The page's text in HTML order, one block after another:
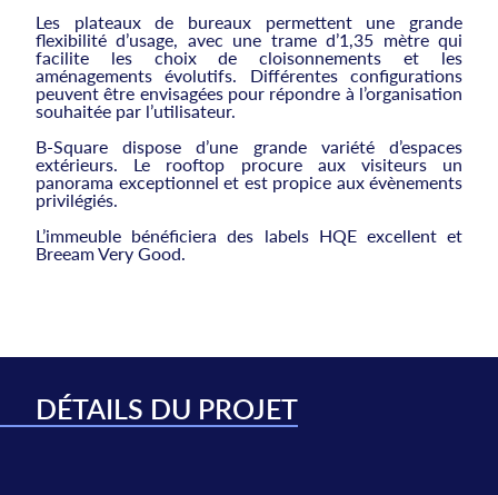
Les plateaux de bureaux permettent une grande
flexibilité d’usage, avec une trame d’1,35 mètre qui
facilite les choix de cloisonnements et les
aménagements évolutifs. Différentes configurations
peuvent être envisagées pour répondre à l’organisation
souhaitée par l’utilisateur.
B-Square dispose d’une grande variété d’espaces
extérieurs. Le rooftop procure aux visiteurs un
panorama exceptionnel et est propice aux évènements
privilégiés.
L’immeuble bénéficiera des labels HQE excellent et
Breeam Very Good.
DÉTAILS DU PROJET